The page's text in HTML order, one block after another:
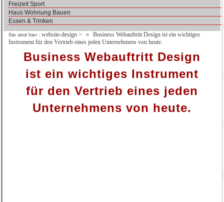
Freizeit Sport
Haus Wohnung Bauen
Essen & Trinken
Sie sind hier : website-design >
Business Webauftritt Design ist ein wichtiges
Instrument für den Vertrieb eines jeden Unternehmens von heute.
Business Webauftritt Design
ist ein wichtiges Instrument
für den Vertrieb eines jeden
Unternehmens von heute.